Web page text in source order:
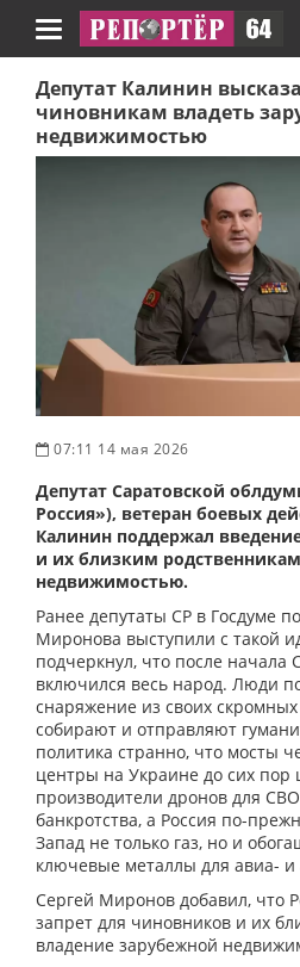
Навигация
Депутат Калинин
чиновникам владеть
недвижимостью
07:11 14 мая 2026
Депутат Саратовской
Россия»), ветеран боевых
Калинин поддержал
и их близким
недвижимостью.
Ранее депутаты СР в Госдуме
Миронова выступили с такой
подчеркнул, что после
включился весь народ. Люди
снаряжение из своих скромных
собирают и отправляют
политика странно, что мосты
центры на Украине до сих
производители дронов для
банкротства, а Россия по-
Запад не только газ, но и
ключевые металлы для авиа- и
Сергей Миронов добавил, что
запрет для чиновников и их
владение зарубежной